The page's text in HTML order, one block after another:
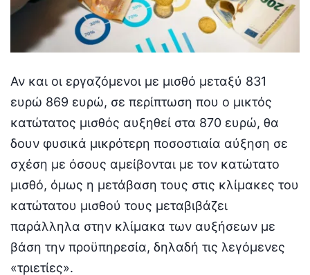
Αν και οι εργαζόμενοι με μισθό μεταξύ 831
ευρώ 869 ευρώ, σε περίπτωση που ο μικτός
κατώτατος μισθός αυξηθεί στα 870 ευρώ, θα
δουν φυσικά μικρότερη ποσοστιαία αύξηση σε
σχέση με όσους αμείβονται με τον κατώτατο
μισθό, όμως η μετάβαση τους στις κλίμακες του
κατώτατου μισθού τους μεταβιβάζει
παράλληλα στην κλίμακα των αυξήσεων με
βάση την προϋπηρεσία, δηλαδή τις λεγόμενες
«τριετίες».